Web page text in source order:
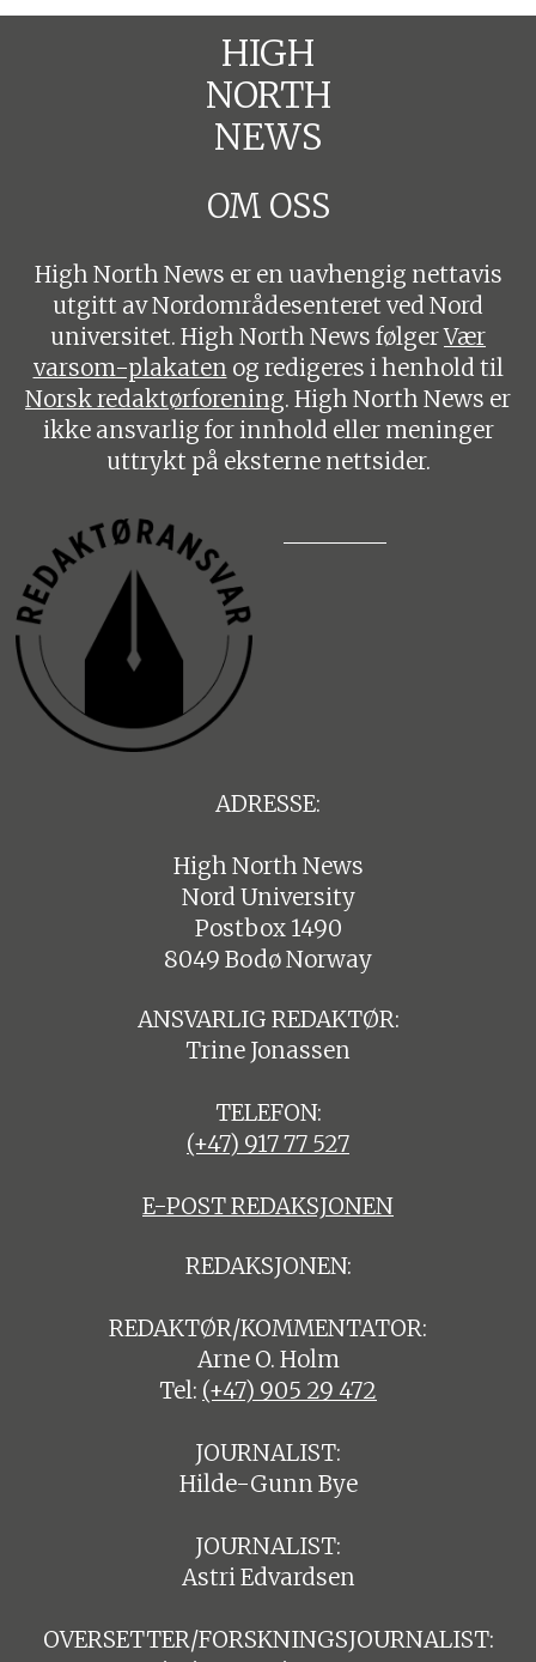
HIGH
NORTH
NEWS
OM OSS
High North News er en uavhengig nettavis
utgitt av Nordområdesenteret ved Nord
universitet. High North News følgerVær
varsom-plakaten og redigeres i henhold til
Norsk redaktørforening. High North News er
ikke ansvarlig for innhold eller meninger
uttrykt på eksterne nettsider.
ADRESSE:
High North News
Nord University
Postbox 1490
8049 Bodø Norway
ANSVARLIG REDAKTØR:
Trine Jonassen
TELEFON:
(+47) 917 77 527
E-POST REDAKSJONEN
REDAKSJONEN:
REDAKTØR/KOMMENTATOR:
Arne O. Holm
Tel: (+47) 905 29 472
JOURNALIST:
Hilde-Gunn Bye
JOURNALIST:
Astri Edvardsen
OVERSETTER/FORSKNINGSJOURNALIST: